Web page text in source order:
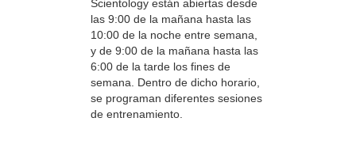
Scientology están abiertas desde
las 9:00 de la mañana hasta las
10:00 de la noche entre semana,
y de 9:00 de la mañana hasta las
6:00 de la tarde los fines de
semana. Dentro de dicho horario,
se programan diferentes sesiones
de entrenamiento.